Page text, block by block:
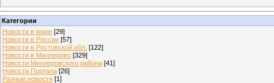
Категории
Новости в мире [29]
Новости в России [57]
Новости в Ростовской обл. [122]
Новости в Миллерово [329]
Новости Миллеровского района [41]
Новости Портала [26]
Разные новости [1]